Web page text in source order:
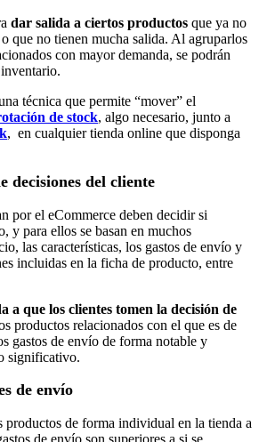
dar salida a ciertos productos que ya no
que no tienen mucha salida. Al agruparlos
con mayor demanda, se podrán
técnica que permite “mover” el
de stock, algo necesario, junto a
, en cualquier tienda online que disponga
decisiones del cliente
por el eCommerce deben decidir si
y para ellos se basan en muchos
las características, los gastos de envío y
incluidas en la ficha de producto, entre
a que los clientes tomen la decisión de
productos relacionados con el que es de
gastos de envío de forma notable y
significativo.
de envío
productos de forma individual en la tienda a
de envío son superiores a si se